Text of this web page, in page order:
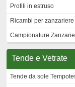
Profili in estruso
Ricambi per zanzariere
Campionature
Tende e Vetrate
Tende da sole